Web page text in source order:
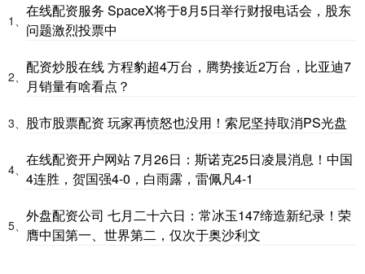
1、
在线配资服务 SpaceX将于8月5日举行财报电话会，股东
问题激烈投票中
2、
配资炒股在线 方程豹超4万台，腾势接近2万台，比亚迪7
月销量有啥看点？
3、 股市股票配资 玩家再愤怒也没用！索尼坚持取消PS光盘
4、
在线配资开户网站 7月26日：斯诺克25日凌晨消息！中国
4连胜，贺国强4-0，白雨露，雷佩凡4-1
5、
外盘配资公司 七月二十六日：常冰玉147缔造新纪录！荣
膺中国第一、世界第二，仅次于奥沙利文